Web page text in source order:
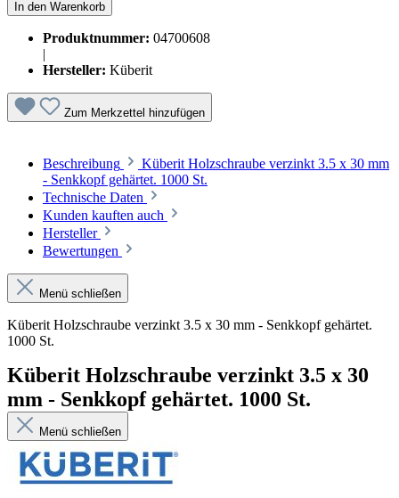
In den Warenkorb
Produktnummer: 04700608
|
Hersteller: Küberit
Zum Merkzettel hinzufügen
Beschreibung
Küberit Holzschraube verzinkt 3.5 x 30 mm
- Senkkopf gehärtet. 1000 St.
Technische Daten
Kunden kauften auch
Hersteller
Bewertungen
Menü schließen
Küberit Holzschraube verzinkt 3.5 x 30 mm - Senkkopf gehärtet.
1000 St.
Küberit Holzschraube verzinkt 3.5 x 30
mm - Senkkopf gehärtet. 1000 St.
Menü schließen